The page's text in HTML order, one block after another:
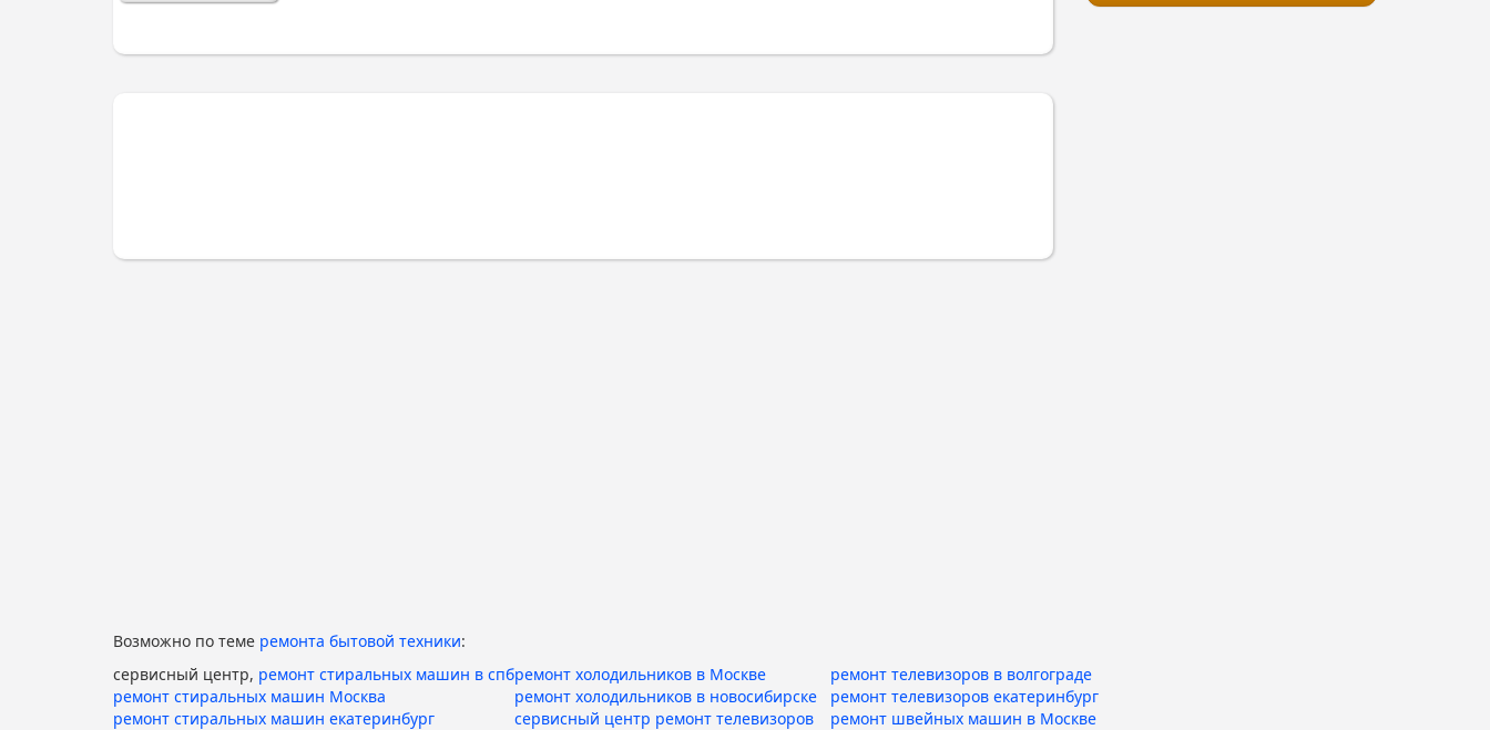
Возможно по теме ремонта бытовой техники:
сервисный центр, ремонт стиральных машин в спбремонт холодильников в Москве
ремонт телевизоров в волгограде
ремонт стиральных машин Москва
ремонт холодильников в новосибирске
ремонт телевизоров екатеринбург
ремонт стиральных машин екатеринбург
сервисный центр ремонт телевизоров ремонт швейных машин в Москве